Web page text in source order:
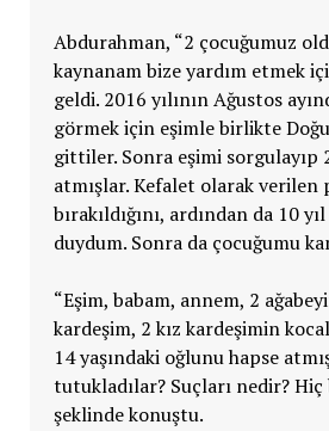
Abdurahman, “2 çocuğumuz
kaynanam bize yardım etmek
geldi. 2016 yılının Ağustos
görmek için eşimle birlikte
gittiler. Sonra eşimi sorgulayıp
atmışlar. Kefalet olarak verilen
bırakıldığını, ardından da 10
duydum. Sonra da çocuğumu
“Eşim, babam, annem, 2
kardeşim, 2 kız kardeşimin
14 yaşındaki oğlunu hapse
tutukladılar? Suçları nedir?
şeklinde konuştu.